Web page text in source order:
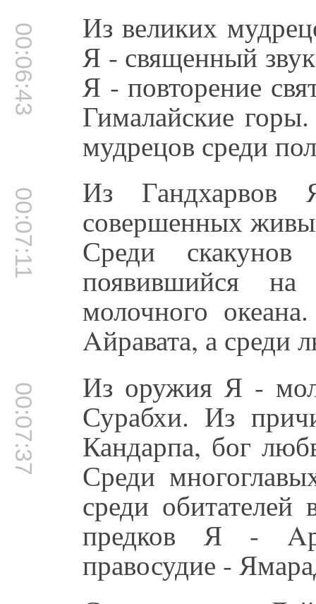
00:06:43 Из великих
Я - священный
Я - повторение
Гималайские
мудрецов среди
00:07:11 Из
совершенных
Среди
появившийся
молочного
Aйравата, а среди
00:07:37 Из оружия Я -
Сурабхи. Из
Кандарпа, бог
Среди
среди
предков Я -
правосудие -